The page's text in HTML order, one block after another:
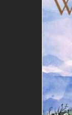
the
end
images
gallery